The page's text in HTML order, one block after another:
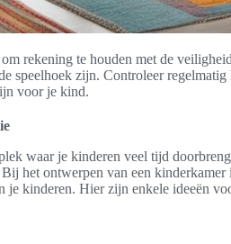
rekening te houden met de
speelhoek zijn. Controleer
voor je kind.
waar je kinderen veel tijd
het ontwerpen van een
je kinderen. Hier zijn enkele ideeën